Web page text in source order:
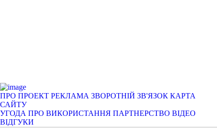
ПРО ПРОЕКТ РЕКЛАМА ЗВОРОТНІЙ ЗВ'ЯЗОК КАРТА
САЙТУ
УГОДА ПРО ВИКОРИСТАННЯ ПАРТНЕРСТВО ВІДЕО
ВІДГУКИ